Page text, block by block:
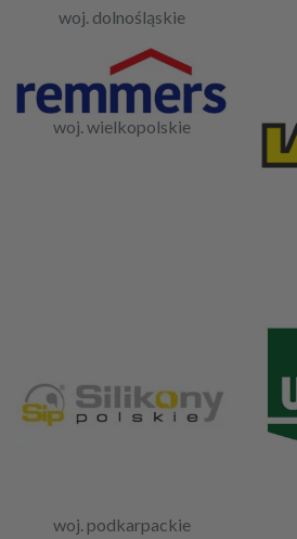
woj. dolnośląskie
woj. wielkopolskie
woj. podkarpackie